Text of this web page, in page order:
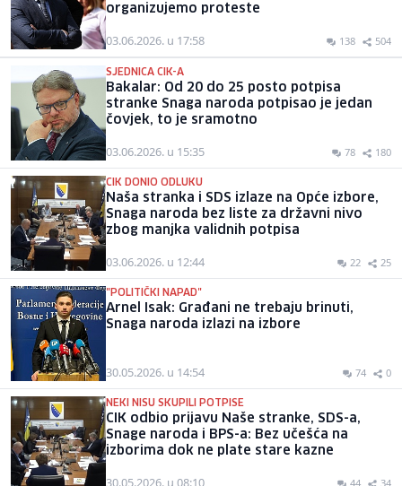
organizujemo proteste
03.06.2026. u 17:58 138 504
SJEDNICA CIK-A
Bakalar: Od 20 do 25 posto potpisa
stranke Snaga naroda potpisao je jedan
čovjek, to je sramotno
03.06.2026. u 15:35 78 180
CIK DONIO ODLUKU
Naša stranka i SDS izlaze na Opće izbore,
Snaga naroda bez liste za državni nivo
zbog manjka validnih potpisa
03.06.2026. u 12:44 22 25
"POLITIČKI NAPAD"
Arnel Isak: Građani ne trebaju brinuti,
Snaga naroda izlazi na izbore
30.05.2026. u 14:54 74 0
NEKI NISU SKUPILI POTPISE
CIK odbio prijavu Naše stranke, SDS-a,
Snage naroda i BPS-a: Bez učešća na
izborima dok ne plate stare kazne
30.05.2026. u 08:10 44 34